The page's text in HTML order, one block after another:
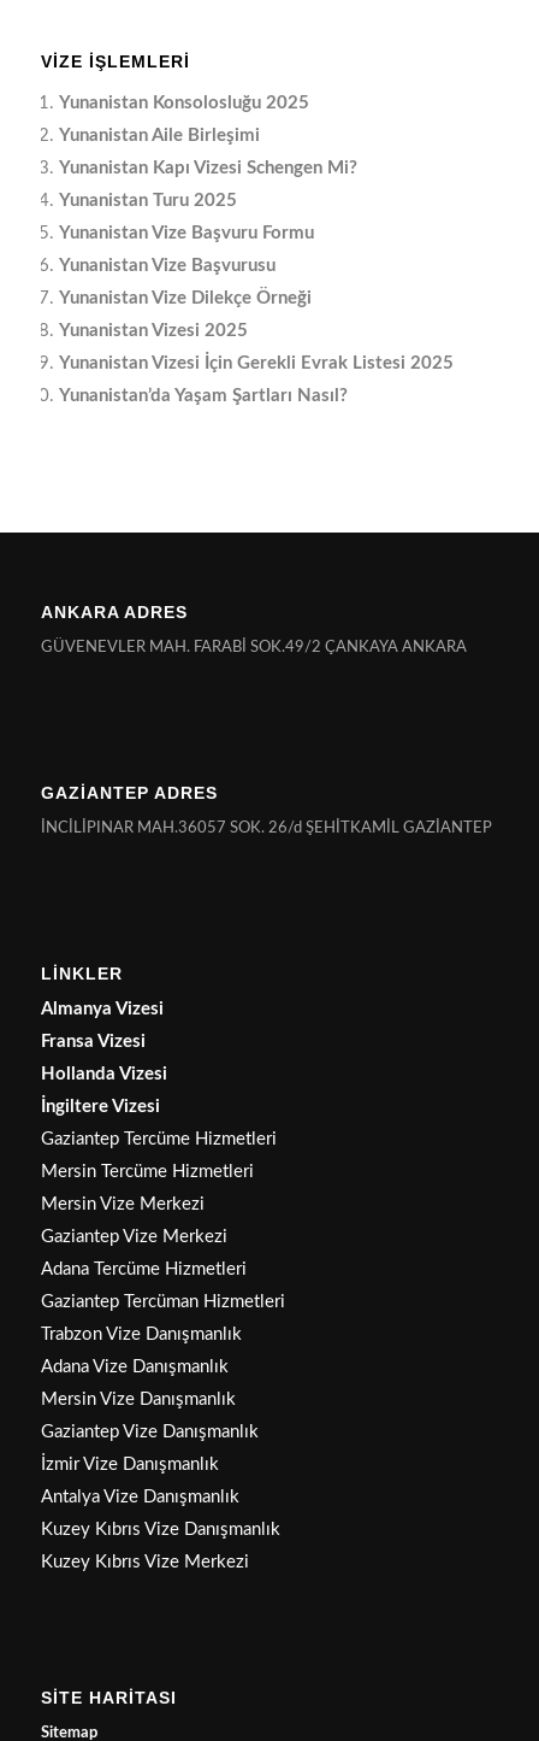
VIZE İŞLEMLERI
Yunanistan Konsolosluğu 2025
Yunanistan Aile Birleşimi
Yunanistan Kapı Vizesi Schengen Mi?
Yunanistan Turu 2025
Yunanistan Vize Başvuru Formu
Yunanistan Vize Başvurusu
Yunanistan Vize Dilekçe Örneği
Yunanistan Vizesi 2025
Yunanistan Vizesi İçin Gerekli Evrak Listesi 2025
Yunanistan’da Yaşam Şartları Nasıl?
ANKARA ADRES
GÜVENEVLER MAH. FARABİ SOK.49/2 ÇANKAYA ANKARA
GAZİANTEP ADRES
İNCİLİPINAR MAH.36057 SOK. 26/d ŞEHİTKAMİL GAZİANTEP
LİNKLER
Almanya Vizesi
Fransa Vizesi
Hollanda Vizesi
İngiltere Vizesi
Gaziantep Tercüme Hizmetleri
Mersin Tercüme Hizmetleri
Mersin Vize Merkezi
Gaziantep Vize Merkezi
Adana Tercüme Hizmetleri
Gaziantep Tercüman Hizmetleri
Trabzon Vize Danışmanlık
Adana Vize Danışmanlık
Mersin Vize Danışmanlık
Gaziantep Vize Danışmanlık
İzmir Vize Danışmanlık
Antalya Vize Danışmanlık
Kuzey Kıbrıs Vize Danışmanlık
Kuzey Kıbrıs Vize Merkezi
SİTE HARİTASI
Sitemap